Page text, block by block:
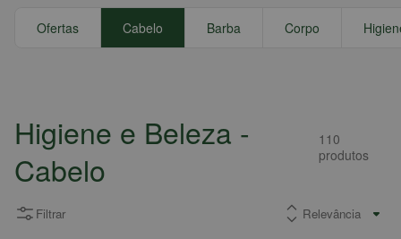
Ofertas Cabelo Barba Corpo
Higiene e Beleza -
Cabelo
110
produtos
Filtrar